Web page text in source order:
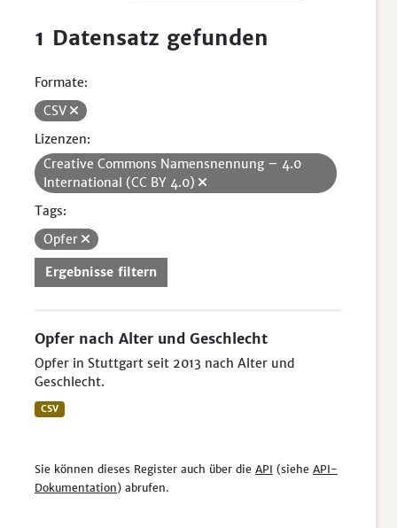
1 Datensatz gefunden
Formate:
CSV
Lizenzen:
Creative Commons Namensnennung – 4.0
International (CC BY 4.0)
Tags:
Opfer
Ergebnisse filtern
Opfer nach Alter und Geschlecht
Opfer in Stuttgart seit 2013 nach Alter und
Geschlecht.
CSV
Sie können dieses Register auch über die API (siehe API-
Dokumentation) abrufen.